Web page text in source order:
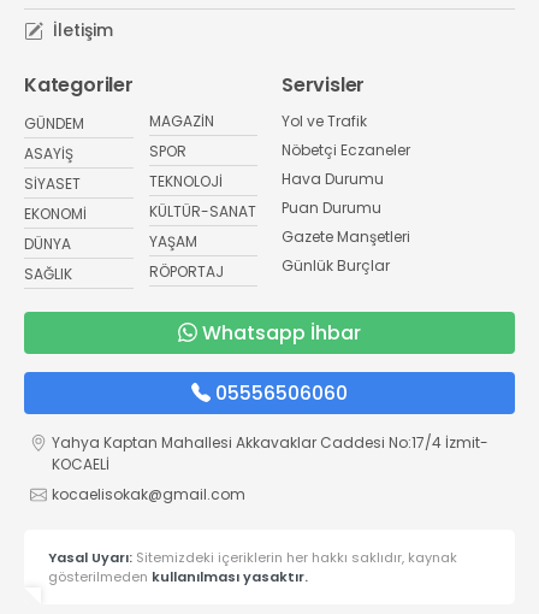
İletişim
Kategoriler
GÜNDEM
ASAYİŞ
SİYASET
EKONOMİ
DÜNYA
SAĞLIK
MAGAZİN
SPOR
TEKNOLOJİ
KÜLTÜR-SANAT
YAŞAM
RÖPORTAJ
Servisler
Yol ve Trafik
Nöbetçi Eczaneler
Hava Durumu
Puan Durumu
Gazete Manşetleri
Günlük Burçlar
Whatsapp İhbar
05556506060
Yahya Kaptan Mahallesi Akkavaklar Caddesi No:17/4 İzmit-
KOCAELİ
kocaelisokak@gmail.com
Yasal Uyarı: Sitemizdeki içeriklerin her hakkı saklıdır, kaynak
gösterilmeden kullanılması yasaktır.